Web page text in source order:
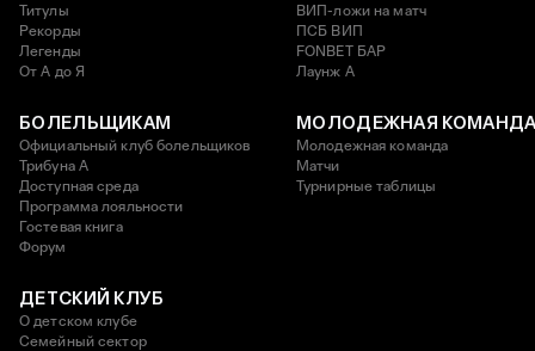
Титулы
Рекорды
Легенды
От А до Я
ВИП-ложи на матч
ПСБ ВИП
FONBET БАР
Лаунж A
БОЛЕЛЬЩИКАМ
Официальный клуб болельщиков
Трибуна А
Доступная среда
Программа лояльности
Гостевая книга
Форум
МОЛОДЕЖНАЯ
Молодежная команда
Матчи
Турнирные таблицы
ДЕТСКИЙ КЛУБ
О детском клубе
Семейный сектор